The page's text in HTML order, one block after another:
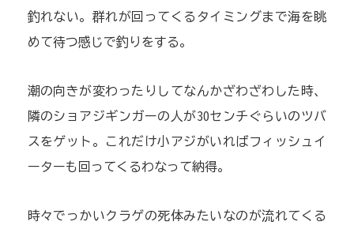
釣れない。群れが回ってくるタイミングまで海を眺
めて待つ感じで釣りをする。
潮の向きが変わったりしてなんかざわざわした時、
隣のショアジギンガーの人が30センチぐらいのツバ
スをゲット。これだけ小アジがいればフィッシュイ
ーターも回ってくるわなって納得。
時々でっかいクラゲの死体みたいなのが流れてくる